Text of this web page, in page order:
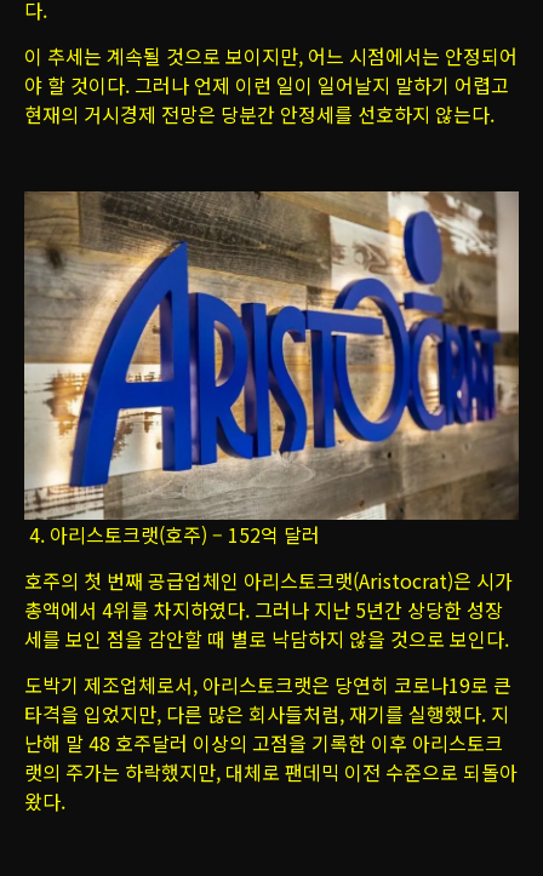
다.
이 추세는 계속될 것으로 보이지만, 어느 시점에서는 안정되어
야 할 것이다. 그러나 언제 이런 일이 일어날지 말하기 어렵고
현재의 거시경제 전망은 당분간 안정세를 선호하지 않는다.
4. 아리스토크랫(호주) – 152억 달러
호주의 첫 번째 공급업체인 아리스토크랫(Aristocrat)은 시가
총액에서 4위를 차지하였다. 그러나 지난 5년간 상당한 성장
세를 보인 점을 감안할 때 별로 낙담하지 않을 것으로 보인다.
도박기 제조업체로서, 아리스토크랫은 당연히 코로나19로 큰
타격을 입었지만, 다른 많은 회사들처럼, 재기를 실행했다. 지
난해 말 48 호주달러 이상의 고점을 기록한 이후 아리스토크
랫의 주가는 하락했지만, 대체로 팬데믹 이전 수준으로 되돌아
왔다.